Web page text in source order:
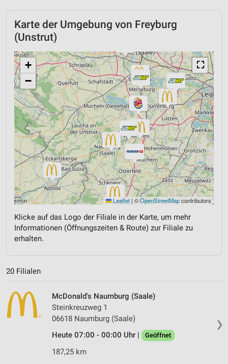
Karte der Umgebung von Freyburg
(Unstrut)
⛶
+
−
Leaflet | ©OpenStreetMapcontributors
Klicke auf das Logo der Filiale in der Karte, um mehr
Informationen (Öffnungszeiten & Route) zur Filiale zu
erhalten.
20 Filialen
❯
McDonald's Naumburg (Saale)
Steinkreuzweg 1
06618 Naumburg (Saale)
Heute 07:00 - 00:00 Uhr |
Geöffnet
187,25 km